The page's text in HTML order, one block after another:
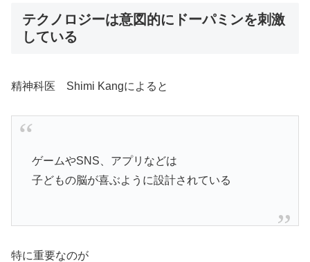
テクノロジーは意図的にドーパミンを刺激
している
精神科医 Shimi Kangによると
ゲームやSNS、アプリなどは
子どもの脳が喜ぶように設計されている
特に重要なのが